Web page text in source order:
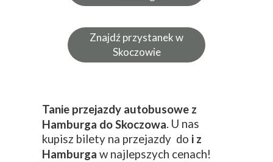
Znajdź przystanek w
Skoczowie
Tanie przejazdy autobusowe z
Hamburga do Skoczowa. U nas
kupisz bilety na przejazdy do i z
Hamburga w najlepszych cenach!